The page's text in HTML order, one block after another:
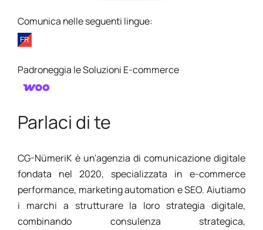
Comunica nelle seguenti lingue:
Padroneggia le Soluzioni E-commerce
Parlaci di te
CG-NümeriK è un'agenzia di comunicazione digitale
fondata nel 2020, specializzata in e-commerce
performance, marketing automation e SEO. Aiutiamo
i marchi a strutturare la loro strategia digitale,
combinando consulenza strategica,